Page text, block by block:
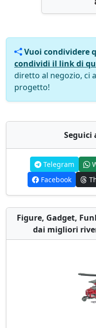
Vuoi condividere
condividi il link di
diretto al negozio, ci
progetto!
Seguici
Telegram
Facebook
Figure, Gadget,
dai migliori